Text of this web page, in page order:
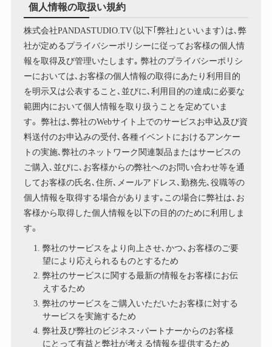
個人情報の取扱い規約
株式会社PANDASTUDIO.TV（以下｢弊社｣といいます）は､弊
社が定めるプライバシーポリシーに従ってお客様の個人情
報を取得及び管理いたします｡ 弊社のプライバシーポリシ
ーにおいては､お客様の個人情報の取得にあたり利用目的
を明示又は公表すること､並びに､利用目的の達成に必要な
範囲内において個人情報を取り扱うことを定めていま
す。 弊社は､弊社のWebサイト上でのサービスお申込及び資
料送付のお申込みの受付､各種イベントにおけるアンケー
トの実施､弊社のネットワーク関連製品またはサービスの
ご購入､並びに､お客様からの弊社へのお問い合わせ等を通
してお客様の氏名､住所､メールアドレス､勤務先､役職等の
個人情報を取得する場合があります｡この場合に弊社は､お
客様から取得した個人情報を以下の目的のために利用しま
す。
弊社のサービスをより向上させ､かつ、お客様のご要
望により応えられるものとするため
弊社のサービスに関する最新の情報をお客様にお伝
えするため
弊社のサービスをご購入いただいたお客様に対する
サービスを実施するため
弊社及び弊社のビジネス･パートナーからのお客様
にとって有益と弊社が考える情報を提供するため